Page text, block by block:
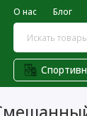
О нас Блог